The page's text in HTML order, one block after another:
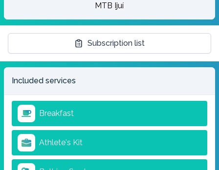
MTB Ijuí
Subscription list
Included services
Breakfast
Athlete's Kit